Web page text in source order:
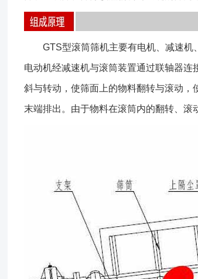
GTS型滚筒筛机主要有电机、减速机、
电动机经减速机与滚筒装置通过联轴器
斜与转动，使筛面上的物料翻转与滚动
末端排出。由于物料在滚筒内的翻转、滚